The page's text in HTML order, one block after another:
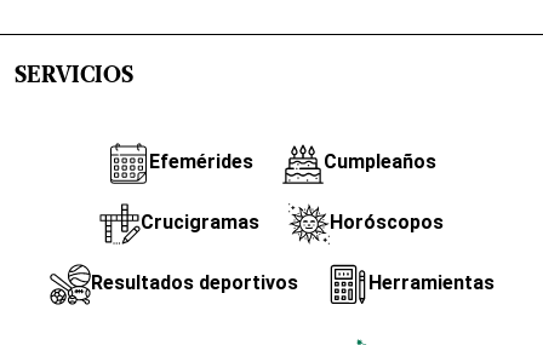
SERVICIOS
Efemérides Cumpleaños
Crucigramas Horóscopos
Resultados deportivos Herramientas